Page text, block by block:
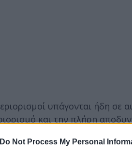
Do Not Process My Personal
υπάγονται ήδη σε
και την πλήρη
κοινωνίας.